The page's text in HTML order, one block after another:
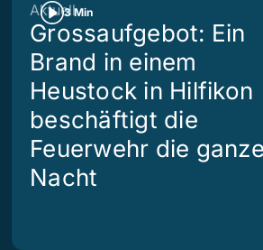
3 Min
Aktuell
Grossaufgebot: Ein
Brand in einem
Heustock in Hilfikon
beschäftigt die
Feuerwehr die ganze
Nacht